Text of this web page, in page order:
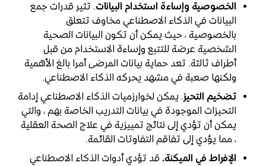
الخصوصية وإساءة استخدام البيانات. تثير قدرات جمع
البيانات في الذكاء الاصطناعي مخاوف تتعلق
بالخصوصية ، حيث يمكن أن تكون البيانات الصحية
الشخصية عرضة للتتبع وإساءة الاستخدام من قبل
أطراف ثالثة. تعد حماية بيانات المرضى أمرا بالغ الأهمية
ولكنها صعبة في مشهد يحركه الذكاء الاصطناعي.
تضخيم التحيز. يمكن لخوارزميات الذكاء الاصطناعي إدامة
التحيزات الموجودة في بيانات التدريب الخاصة بهم ، والتي
يمكن أن تؤدي إلى نتائج تمييزية في علاج الصحة العقلية
، مما يؤدي إلى تفاقم التفاوتات القائمة.
الإفراط في الميكنة.قد تؤدي أدوات الذكاء الاصطناعي